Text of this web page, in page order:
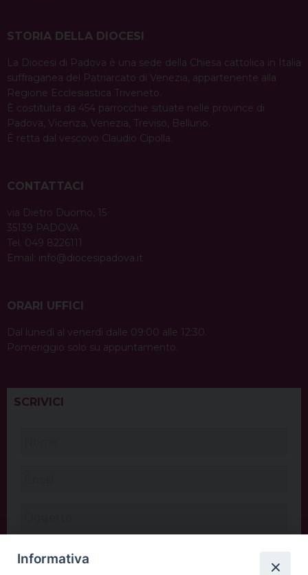
t
i
o
n
STORIA DELLA DIOCESI
La Diocesi di Padova è una sede della Chiesa cattolica in Italia
suffraganea del Patriarcato di Venezia, appartenente alla
Regione Ecclesiastica Triveneto.
È costituita da 454 parrocchie situate nelle province di
Padova, Vicenza, Venezia, Treviso, Belluno.
È retta dal vescovo Claudio Cipolla.
CONTATTACI
via Dietro Duomo, 15
35139 PADOVA
Tel. 049 8226111
Email: info@diocesipadova.it
ORARI UFFICI
Dal lunedì al venerdì dalle 09:00 alle 12:30.
Pomeriggio solo su appuntamento.
SCRIVICI
Informativa